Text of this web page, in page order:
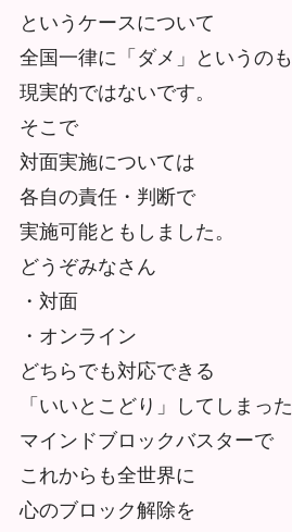
というケースについて
全国一律に「ダメ」というのも
現実的ではないです。
そこで
対面実施については
各自の責任・判断で
実施可能ともしました。
どうぞみなさん
・対面
・オンライン
どちらでも対応できる
「いいとこどり」してしまった
マインドブロックバスターで
これからも全世界に
心のブロック解除を